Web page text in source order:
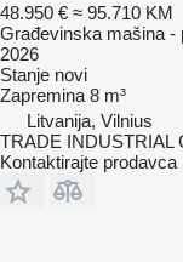
48.950 € ≈ 95.710 KM
Građevinska mašina -
2026
Stanje novi
Zapremina 8 m³
Litvanija, Vilnius
TRADE INDUSTRIAL
Kontaktirajte prodavca